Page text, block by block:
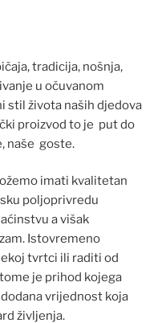
tradicija, nošnja,
u očuvanom
stil života naših djedova
proizvod to je put do
naše goste.
imati kvalitetan
poljoprivredu
a višak
Istovremeno
tvrtci ili raditi od
je prihod kojega
vrijednost koja
življenja.